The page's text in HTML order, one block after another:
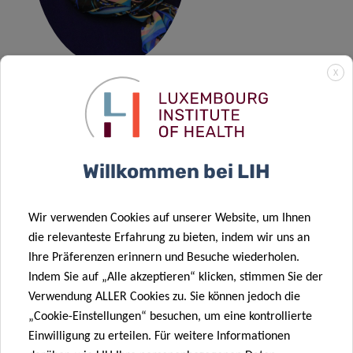
SABINE
LEHMANN
QUALITÄTSDOKUMENTE UND ZERTIFIKATE
MEHR ERFAHREN
X
Willkommen bei LIH
Wir verwenden Cookies auf unserer Website, um Ihnen
die relevanteste Erfahrung zu bieten, indem wir uns an
Ihre Präferenzen erinnern und Besuche wiederholen.
Indem Sie auf „Alle akzeptieren“ klicken, stimmen Sie der
Verwendung ALLER Cookies zu. Sie können jedoch die
„Cookie-Einstellungen“ besuchen, um eine kontrollierte
Einwilligung zu erteilen. Für weitere Informationen